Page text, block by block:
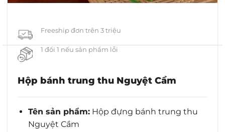
Freeship đơn trên 3 triệu
1 đổi 1 nếu sản phẩm lỗi
Hộp bánh trung thu Nguyệt Cầm
Tên sản phẩm:Hộp đựng bánh trung thu
Nguyệt Cầm